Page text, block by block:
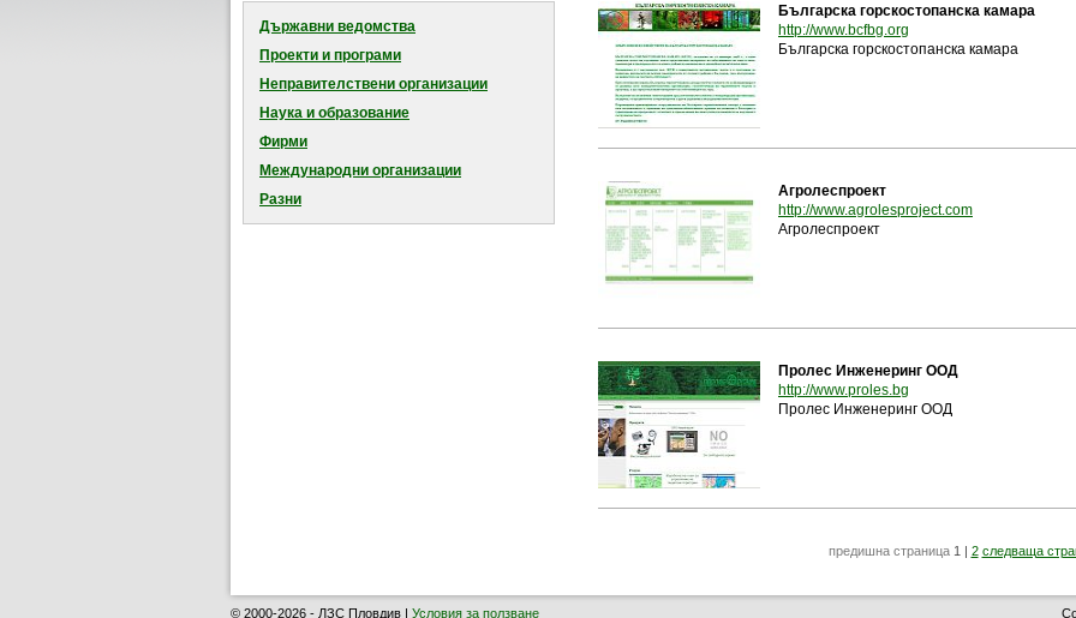
Държавни ведомства
Проекти и програми
Неправителствени организации
Наука и образование
Фирми
Международни организации
Разни
Българска горскостопанска камара
http://www.bcfbg.org
Българска горскостопанска камара
Агролеспроект
http://www.agrolesproject.com(отваря се в
Агролеспроект
Пролес Инженеринг ООД
http://www.proles.bg
Пролес Инженеринг ООД
предишна страница 1 | 2 следваща
© 2000-2026 - ЛЗС Пловдив | Условия за ползване